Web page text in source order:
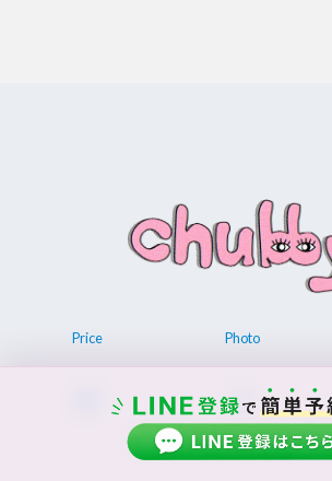
Price Photo
© 2026 Permanent make up